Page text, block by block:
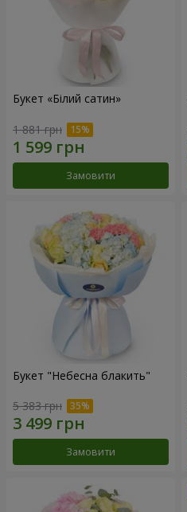
Букет «Білий сатин»
1 881 грн
Замовити
Букет "Небесна блакить"
5 383 грн
Замовити